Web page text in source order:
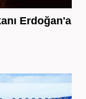
Erdoğan'a